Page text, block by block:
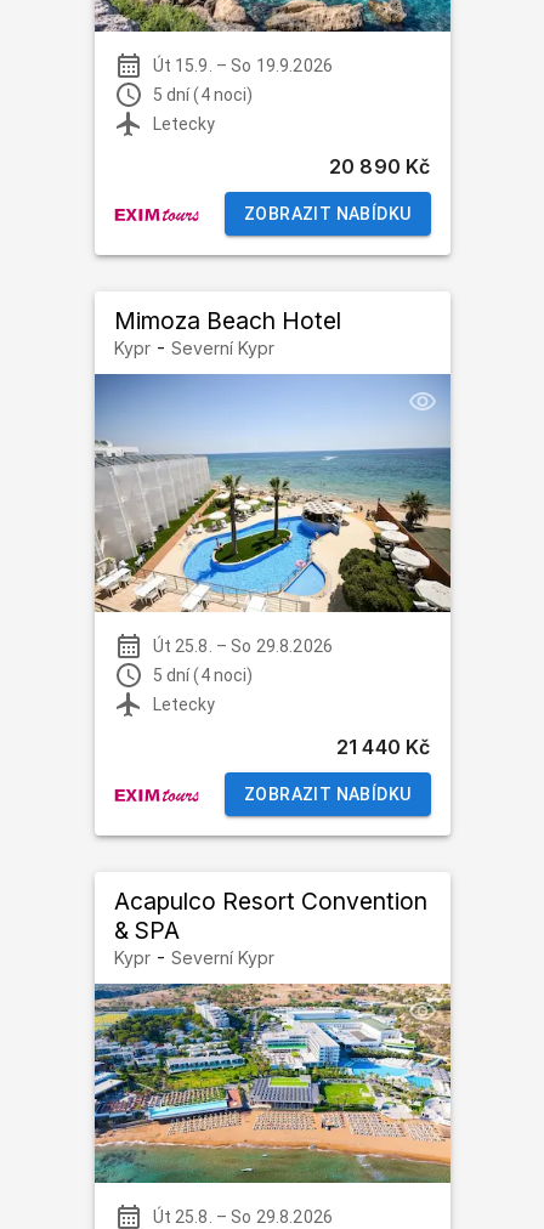
Út 15.9. – So 19.9.2026
5 dní (4 noci)
Letecky
20 890 Kč
ZOBRAZIT NABÍDKU
Mimoza Beach Hotel
Kypr- Severní Kypr
Út 25.8. – So 29.8.2026
5 dní (4 noci)
Letecky
21 440 Kč
ZOBRAZIT NABÍDKU
Acapulco Resort Convention
& SPA
Kypr- Severní Kypr
Út 25.8. – So 29.8.2026